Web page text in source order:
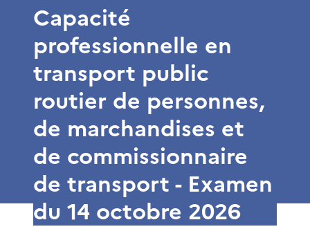
Capacité
professionnelle en
transport public
routier de personnes,
de marchandises et
de commissionnaire
de transport - Examen
du 14 octobre 2026